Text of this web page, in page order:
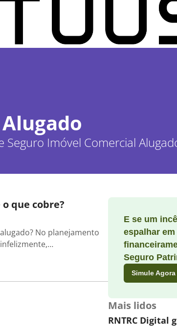
Imóvel Comercial
que cobre?
No planejamento
E se um
espalhar
Seguro
Simule
Mais lidos
RNTRC Digital